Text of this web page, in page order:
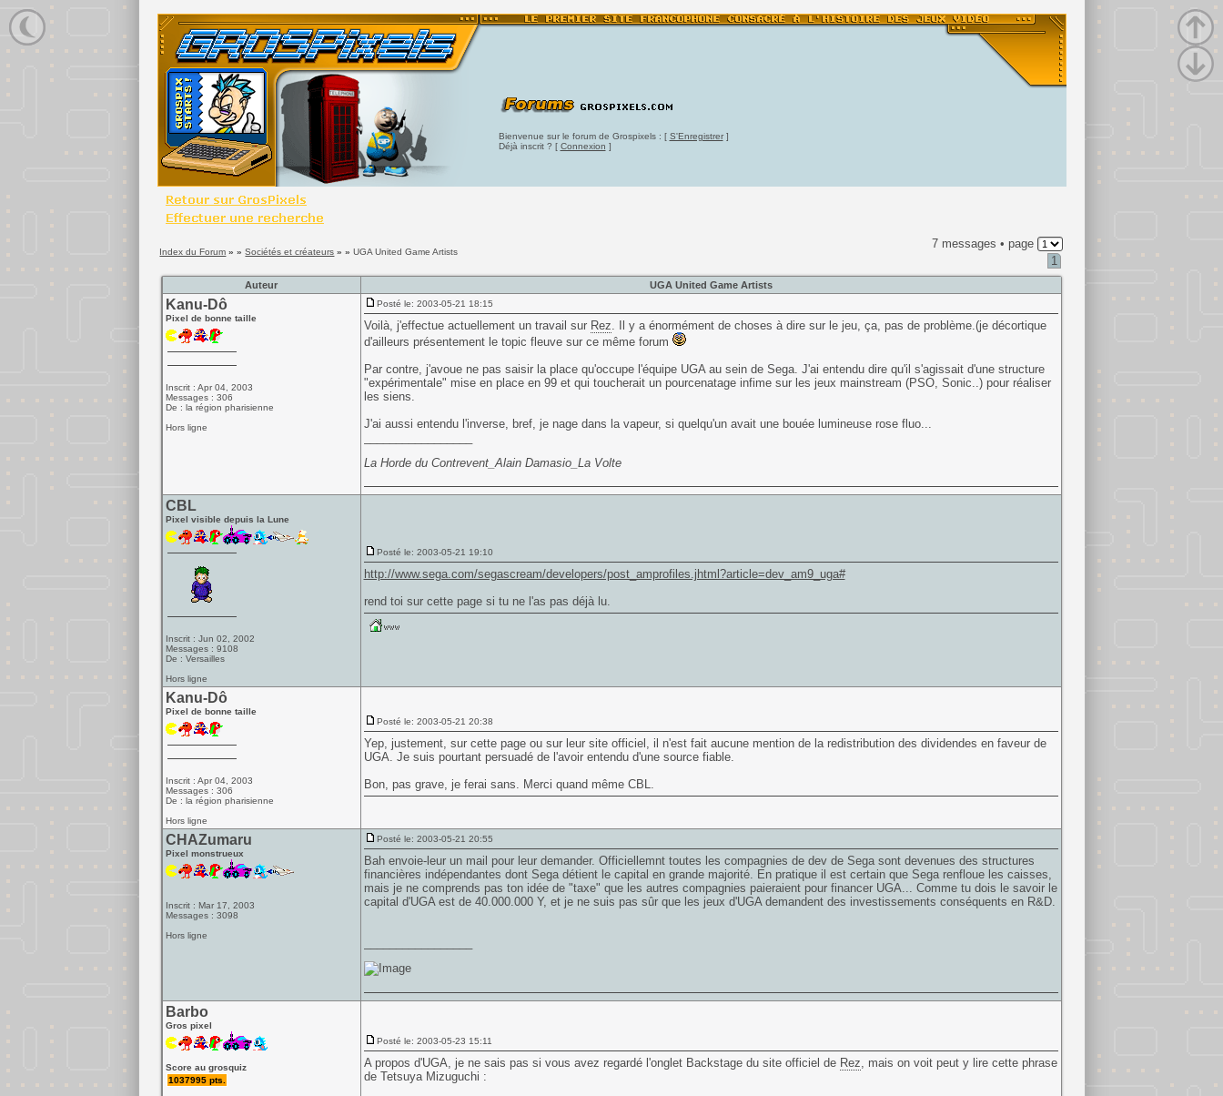
Bienvenue sur le forum de Grospixels : [ S'Enregistrer]
Déjà inscrit ? [ Connexion ]
Index du Forum » »Sociétés et créateurs » »UGA United Game Artists
7 messages • page
1
Auteur UGA United Game Artists
Kanu-Dô
Pixel de bonne taille
Inscrit : Apr 04, 2003
Messages : 306
De : la région pharisienne
Hors ligne
Posté le: 2003-05-21 18:15
Voilà, j'effectue actuellement un travail sur Rez. Il y a énormément de choses à dire sur le jeu, ça, pas de problème.(je décortique
d'ailleurs présentement le topic fleuve sur ce même forum
Par contre, j'avoue ne pas saisir la place qu'occupe l'équipe UGA au sein de Sega. J'ai entendu dire qu'il s'agissait d'une structure
"expérimentale" mise en place en 99 et qui toucherait un pourcenatage infime sur les jeux mainstream (PSO, Sonic..) pour réaliser
les siens.
J'ai aussi entendu l'inverse, bref, je nage dans la vapeur, si quelqu'un avait une bouée lumineuse rose fluo...
La Horde du Contrevent_Alain Damasio_La Volte
CBL
Pixel visible depuis la Lune
Inscrit : Jun 02, 2002
Messages : 9108
De : Versailles
Hors ligne
Posté le: 2003-05-21 19:10
http://www.sega.com/segascream/developers/post_amprofiles.jhtml?article=dev_am9_uga#
rend toi sur cette page si tu ne l'as pas déjà lu.
Kanu-Dô
Pixel de bonne taille
Inscrit : Apr 04, 2003
Messages : 306
De : la région pharisienne
Hors ligne
Posté le: 2003-05-21 20:38
Yep, justement, sur cette page ou sur leur site officiel, il n'est fait aucune mention de la redistribution des dividendes en faveur de
UGA. Je suis pourtant persuadé de l'avoir entendu d'une source fiable.
Bon, pas grave, je ferai sans. Merci quand même CBL.
CHAZumaru
Pixel monstrueux
Inscrit : Mar 17, 2003
Messages : 3098
Hors ligne
Posté le: 2003-05-21 20:55
Bah envoie-leur un mail pour leur demander. Officiellemnt toutes les compagnies de dev de Sega sont devenues des structures
financières indépendantes dont Sega détient le capital en grande majorité. En pratique il est certain que Sega renfloue les caisses,
mais je ne comprends pas ton idée de "taxe" que les autres compagnies paieraient pour financer UGA... Comme tu dois le savoir le
capital d'UGA est de 40.000.000 Y, et je ne suis pas sûr que les jeux d'UGA demandent des investissements conséquents en R&D.
Barbo
Gros pixel
Score au grosquiz
1037995 pts.
Posté le: 2003-05-23 15:11
A propos d'UGA, je ne sais pas si vous avez regardé l'onglet Backstage du site officiel de Rez, mais on voit peut y lire cette phrase
de Tetsuya Mizuguchi :